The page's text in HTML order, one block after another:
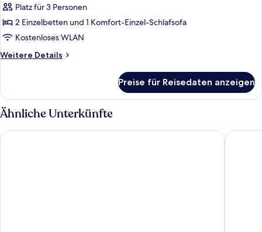
Platz für 3 Personen
2 Einzelbetten und 1 Komfort-Einzel-Schlafsofa
Kostenloses WLAN
Weitere Details
Weitere
Preise für Reisedaten anzeigen
Ähnliche Unterkünfte
Hotel Krone by bsmart Esos